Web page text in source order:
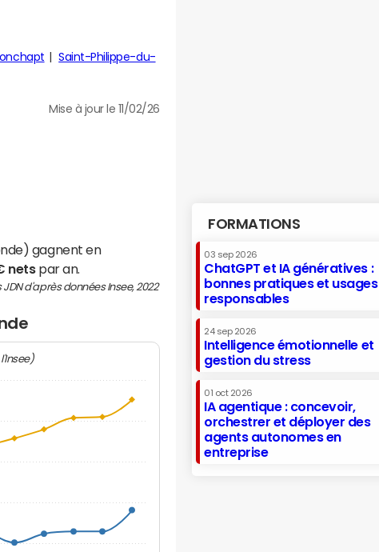
Saint-Philippe-du-
Mise à jour le 11/02/26
gagnent en
netspar an.
JDN d'après données Insee, 2022
FORMATIONS
03 sep 2026
ChatGPT et IA génératives :
bonnes pratiques et usages
responsables
24 sep 2026
Intelligence émotionnelle et
gestion du stress
01 oct 2026
IA agentique : concevoir,
orchestrer et déployer des
agents autonomes en
entreprise